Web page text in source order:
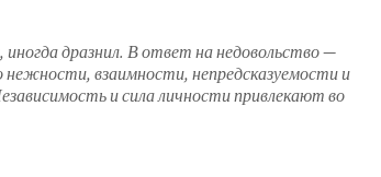
дразнил. В ответ на недовольство —
нежности, взаимности, непредсказуемости и
и сила личности привлекают во